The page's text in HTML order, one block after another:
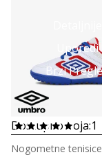
Uporedi
Brzi
Dostupno boja:1